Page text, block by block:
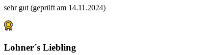
sehr gut (geprüft am 14.11.2024)
Lohner´s Liebling